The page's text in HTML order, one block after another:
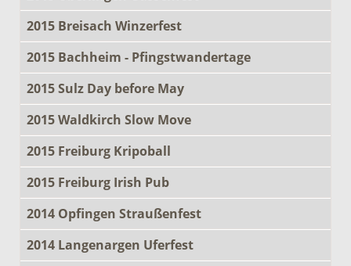
2015 Breisach Winzerfest
2015 Bachheim - Pfingstwandertage
2015 Sulz Day before May
2015 Waldkirch Slow Move
2015 Freiburg Kripoball
2015 Freiburg Irish Pub
2014 Opfingen Straußenfest
2014 Langenargen Uferfest